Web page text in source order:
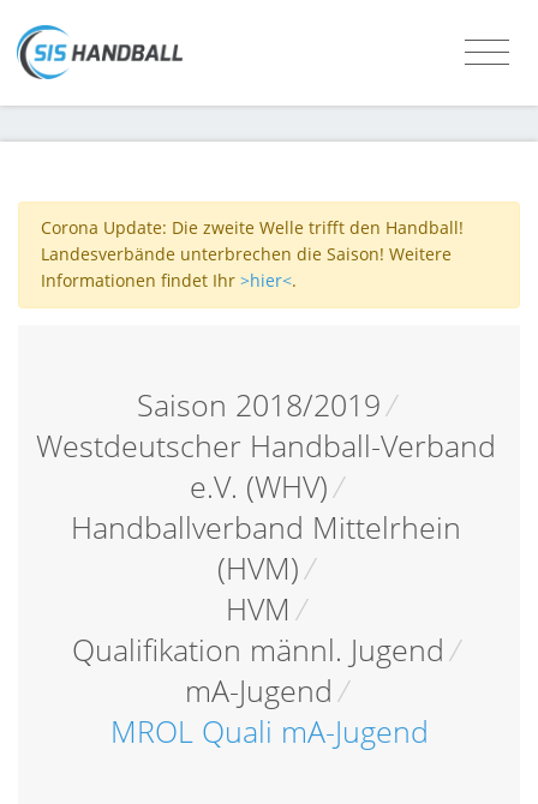
Corona Update: Die zweite Welle trifft den Handball!
Landesverbände unterbrechen die Saison! Weitere
Informationen findet Ihr >hier<.
Saison 2018/2019/
Westdeutscher Handball-Verband
e.V. (WHV)/
Handballverband Mittelrhein
(HVM)/
HVM /
Qualifikation männl. Jugend /
mA-Jugend/
MROL Quali mA-Jugend